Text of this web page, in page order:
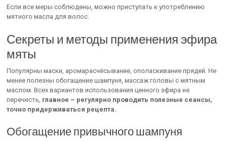
Если все меры соблюдены, можно приступать к употреблению
мятного масла для волос.
Секреты и методы применения эфира
мяты
Популярны маски, аромарасчёсывание, ополаскивание прядей. Не
менее полезны обогащение шампуня, массаж головы с мятным
маслом. Всех вариантов использования ценного эфира не
перечесть, главное – регулярно проводить полезные сеансы,
точно придерживаться рецепта.
Обогащение привычного шампуня